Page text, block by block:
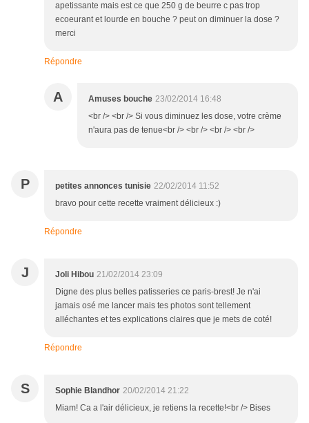
apetissante mais est ce que 250 g de beurre c pas trop
ecoeurant et lourde en bouche ? peut on diminuer la dose ?
merci
Répondre
A Amuses bouche 23/02/2014 16:48
<br /> <br /> Si vous diminuez les dose, votre crème
n'aura pas de tenue<br /> <br /> <br /> <br />
P petites annonces tunisie 22/02/2014 11:52
bravo pour cette recette vraiment délicieux :)
Répondre
J Joli Hibou 21/02/2014 23:09
Digne des plus belles patisseries ce paris-brest! Je n'ai
jamais osé me lancer mais tes photos sont tellement
alléchantes et tes explications claires que je mets de coté!
Répondre
S Sophie Blandhor 20/02/2014 21:22
Miam! Ca a l'air délicieux, je retiens la recette!<br /> Bises